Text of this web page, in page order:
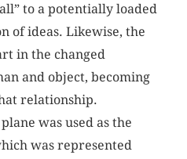
to a potentially loaded
of ideas. Likewise, the
in the changed
and object, becoming
relationship.
was used as the
was represented